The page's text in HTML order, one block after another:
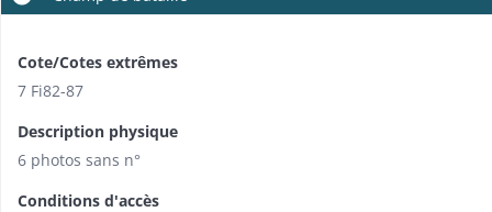
Cote/Cotes extrêmes
7 Fi82-87
Description physique
6 photos sans n°
Conditions d'accès